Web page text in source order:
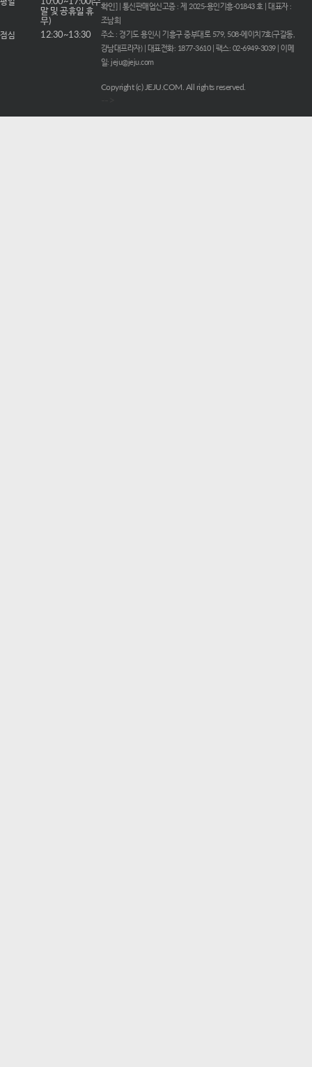
말 및 공휴일 휴
무)
점심 12:30~13:30
확인
] | 통신판매업신고증 : 제 2025-용인기흥-01843 호 | 대표자 :
조남희
주소 : 경기도 용인시 기흥구 중부대로 579, 508-에이치7호(구갈동,
강남대프라자) | 대표전화: 1877-3610 | 팩스: 02-6949-3039 | 이메
일: jeju@jeju.com
Copyright (c) JEJU.COM. All rights reserved.